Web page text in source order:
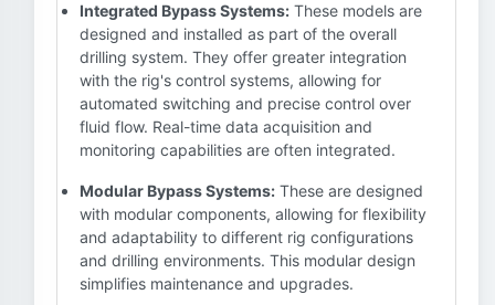
Integrated Bypass Systems: These models are
designed and installed as part of the overall
drilling system. They offer greater integration
with the rig's control systems, allowing for
automated switching and precise control over
fluid flow. Real-time data acquisition and
monitoring capabilities are often integrated.
Modular Bypass Systems: These are designed
with modular components, allowing for flexibility
and adaptability to different rig configurations
and drilling environments. This modular design
simplifies maintenance and upgrades.